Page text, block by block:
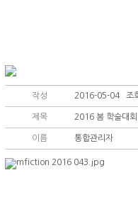
작성 2016-05-04 조
제목 2016 봄 학술대
이름 통합관리자